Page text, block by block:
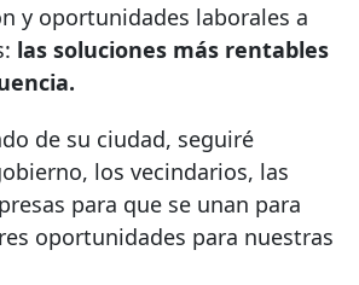
y oportunidades laborales a
las soluciones más rentables
de su ciudad, seguiré
los vecindarios, las
para que se unan para
oportunidades para nuestras